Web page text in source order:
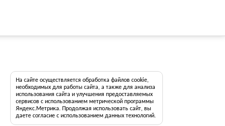
На сайте осуществляется обработка файлов cookie,
необходимых для работы сайта, а также для анализа
использования сайта и улучшения предоставляемых
сервисов с использованием метрической программы
Яндекс.Метрика. Продолжая использовать сайт, вы
даете согласие с использованием данных технологий.